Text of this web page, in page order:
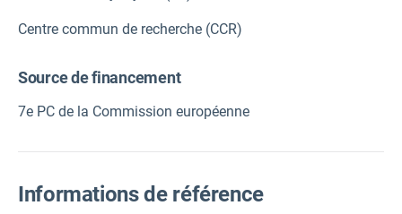
Centre commun de recherche (CCR)
Source de financement
7e PC de la Commission européenne
Informations de référence